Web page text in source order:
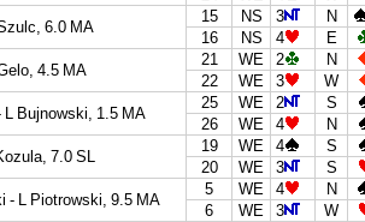
6.0 MA
15 NS 3
N
16
NS 4
E
4.5 MA
21 WE 2
N
22
WE 3
W
L Bujnowski, 1.5 MA
25 WE 2
S
26
WE 4
N
7.0 SL
19 WE 4
S
20
WE 3
S
- L Piotrowski, 9.5 MA
5 WE 4
N
6
WE 3
W